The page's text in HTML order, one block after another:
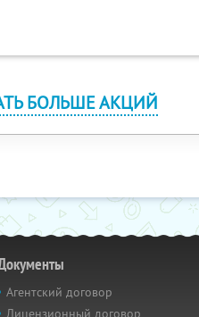
БОЛЬШЕ АКЦИЙ
Агентский договор
Лицензионный договор